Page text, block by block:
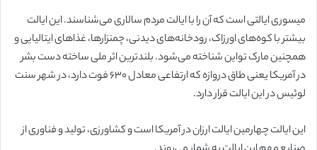
میسوری ایالتی است که آن را با ایالت مردم سالاری می‌شناسند. این ایالت
بیشتر با کوه‌های اورزاک، رودخانه‌های دیدنی، چمنزارها، غذاهای ایتالیایی و
همچنین مارک تواین شناخته می‌شود. بلندترین اثر ملی ساخته دست بشر
در آمریکا یعنی طاق دروازه که ارتفاعی معادل ۶۳۰ فوت دارد، در شهر سنت
لوئیس در این ایالت قرار دارد.
این ایالت چهارمین ایالت ارزان در آمریکا است و کشاورزی، تولید و فناوری از